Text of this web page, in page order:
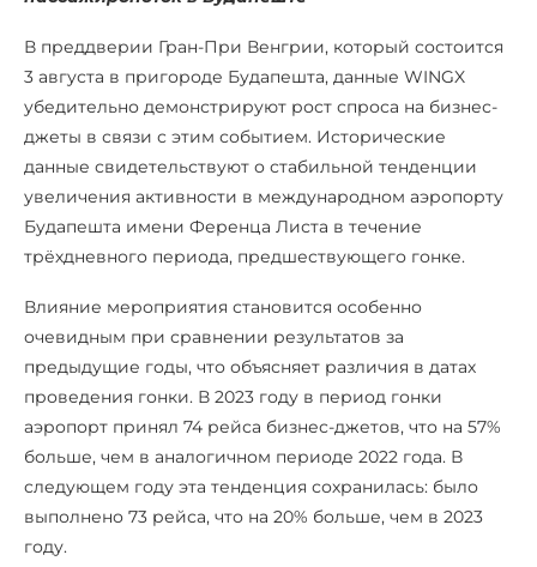
В преддверии Гран-При Венгрии, который состоится
3 августа в пригороде Будапешта, данные WINGX
убедительно демонстрируют рост спроса на бизнес-
джеты в связи с этим событием. Исторические
данные свидетельствуют о стабильной тенденции
увеличения активности в международном аэропорту
Будапешта имени Ференца Листа в течение
трёхдневного периода, предшествующего гонке.
Влияние мероприятия становится особенно
очевидным при сравнении результатов за
предыдущие годы, что объясняет различия в датах
проведения гонки. В 2023 году в период гонки
аэропорт принял 74 рейса бизнес-джетов, что на 57%
больше, чем в аналогичном периоде 2022 года. В
следующем году эта тенденция сохранилась: было
выполнено 73 рейса, что на 20% больше, чем в 2023
году.